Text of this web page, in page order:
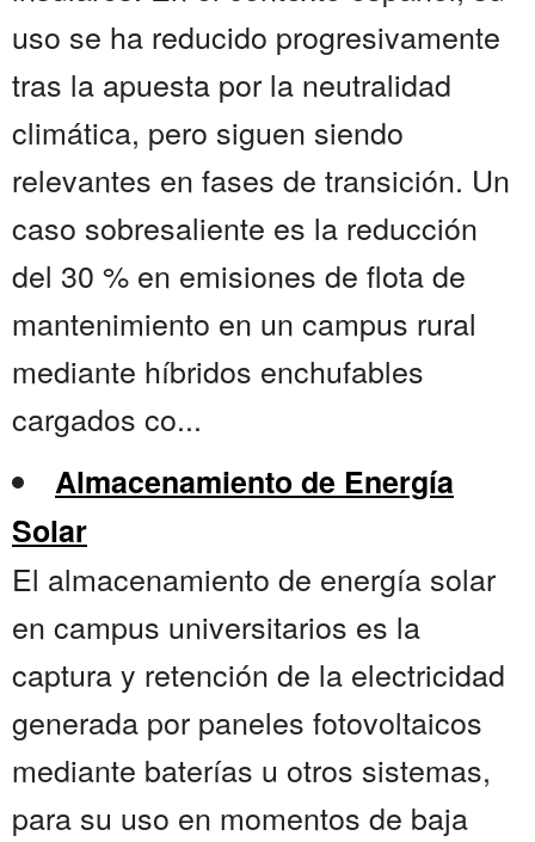
uso se ha reducido progresivamente
tras la apuesta por la neutralidad
climática, pero siguen siendo
relevantes en fases de transición. Un
caso sobresaliente es la reducción
del 30 % en emisiones de flota de
mantenimiento en un campus rural
mediante híbridos enchufables
cargados co...
Almacenamiento de Energía
Solar
El almacenamiento de energía solar
en campus universitarios es la
captura y retención de la electricidad
generada por paneles fotovoltaicos
mediante baterías u otros sistemas,
para su uso en momentos de baja